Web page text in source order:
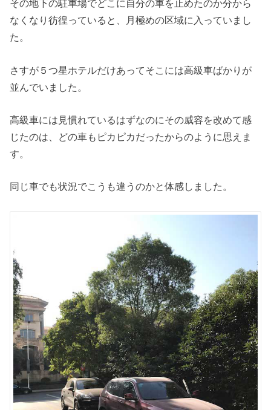
その地下の駐車場でどこに自分の車を止めたのか分から
なくなり彷徨っていると、月極めの区域に入っていまし
た。
さすが５つ星ホテルだけあってそこには高級車ばかりが
並んでいました。
高級車には見慣れているはずなのにその威容を改めて感
じたのは、どの車もピカピカだったからのように思えま
す。
同じ車でも状況でこうも違うのかと体感しました。